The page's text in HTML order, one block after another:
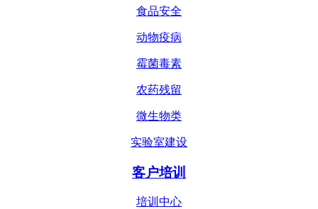
食品安全
动物疫病
霉菌毒素
农药残留
微生物类
实验室建设
客户培训
培训中心